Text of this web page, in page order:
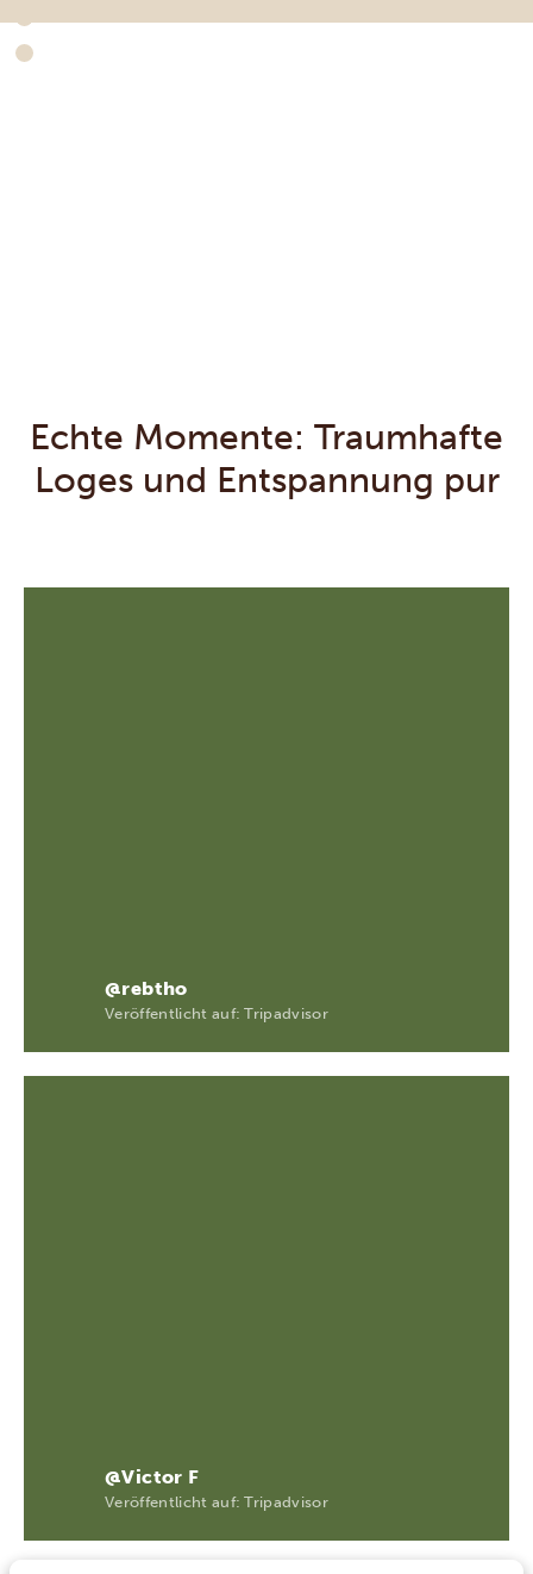
Echte Momente: Traumhafte
Loges und Entspannung pur
@rebtho
Veröffentlicht auf: Tripadvisor
@Victor F
Veröffentlicht auf: Tripadvisor